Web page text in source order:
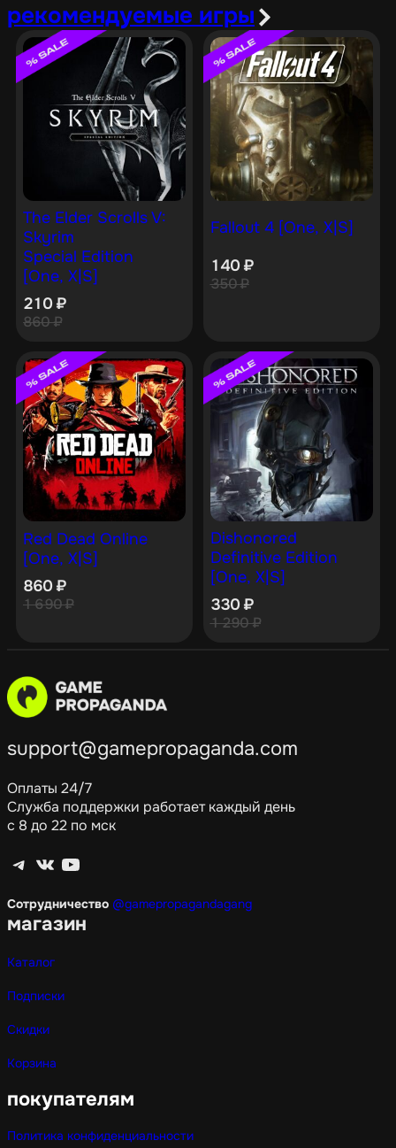
рекомендуемые игры
The Elder Scrolls V:
Skyrim
Special Edition
[One, X|S]
210₽
860₽
Fallout 4 [One, X|S]
140₽
350₽
Red Dead Online
[One, X|S]
860₽
1 690₽
Dishonored
Definitive Edition
[One, X|S]
330₽
1 290₽
support@gamepropaganda.com
Оплаты 24/7
Служба поддержки работает каждый день
с 8 до 22 по мск
Telegram ВКонтакте YouTube
Сотрудничество @gamepropagandagang
магазин
Каталог
Подписки
Скидки
Корзина
покупателям
Политика конфиденциальности